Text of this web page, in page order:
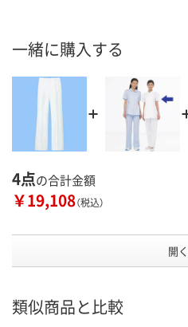
一緒に購入する
4点の合計金額
￥19,108（税込）
開く
類似商品と比較